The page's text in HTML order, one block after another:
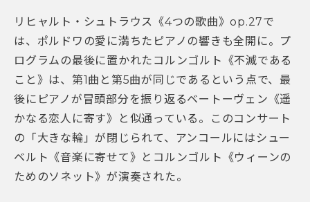
リヒャルト・シュトラウス《4つの歌曲》op.27で
は、ポルドワの愛に満ちたピアノの響きも全開に。プ
ログラムの最後に置かれたコルンゴルト《不滅である
こと》は、第1曲と第5曲が同じであるという点で、最
後にピアノが冒頭部分を振り返るベートーヴェン《遥
かなる恋人に寄す》と似通っている。このコンサート
の「大きな輪」が閉じられて、アンコールにはシュー
ベルト《音楽に寄せて》とコルンゴルト《ウィーンの
ためのソネット》が演奏された。